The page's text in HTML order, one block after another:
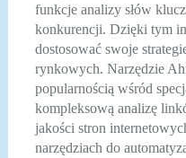
funkcje analizy słów
konkurencji. Dzięki tym
dostosować swoje
rynkowych. Narzędzie
popularnością wśród
kompleksową analizę
jakości stron
narzędziach do